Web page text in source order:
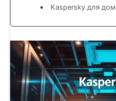
Kaspersky для